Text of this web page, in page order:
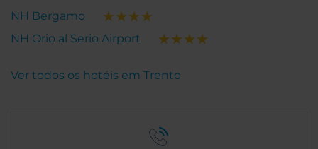
NH Bergamo
NH Orio al Serio Airport
Ver todos os hotéis em Trento